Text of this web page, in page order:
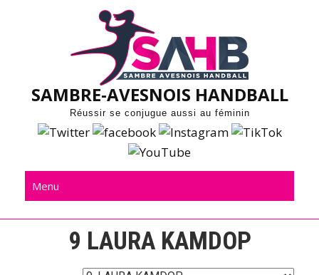
SAMBRE-AVESNOIS HANDBALL
Réussir se conjugue aussi au féminin
Menu
9 LAURA KAMDOP